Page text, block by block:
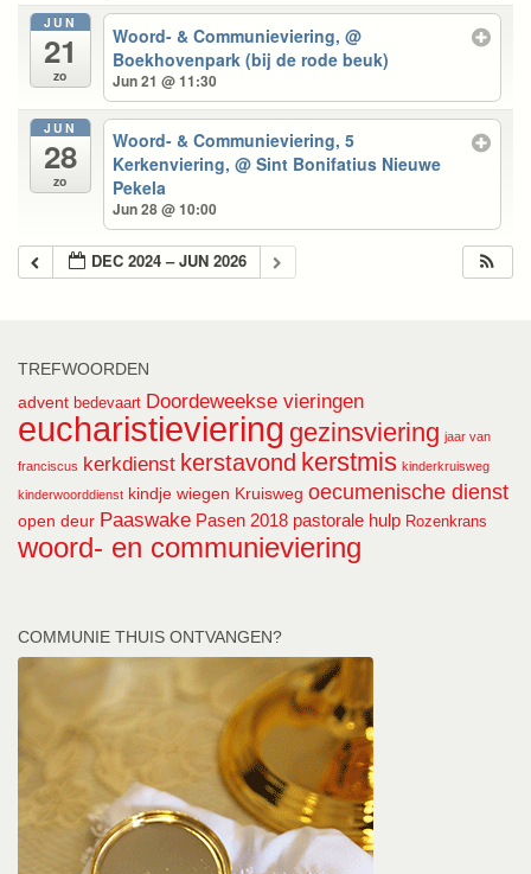
JUN
21
zo
Woord- & Communieviering,@
Boekhovenpark (bij de rode beuk)
Jun 21 @ 11:30
JUN
28
zo
Woord- & Communieviering, 5
Kerkenviering,@ Sint Bonifatius Nieuwe
Pekela
Jun 28 @ 10:00
DEC 2024 – JUN 2026
TREFWOORDEN
advent bedevaart Doordeweekse vieringen
eucharistieviering gezinsviering jaar van
franciscus kerkdienst kerstavond kerstmis kinderkruisweg
kinderwoorddienst kindje wiegen Kruisweg oecumenische dienst
open deur Paaswake Pasen 2018 pastorale hulp Rozenkrans
woord- en communieviering
COMMUNIE THUIS ONTVANGEN?